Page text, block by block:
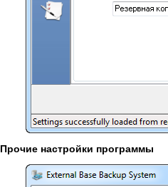
Прочие настройки программы